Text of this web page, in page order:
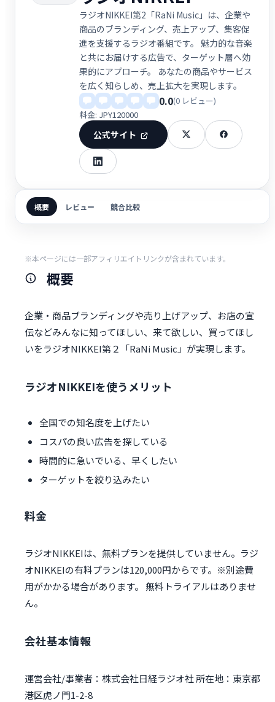
ラジオNIKKEI第2「RaNi Music」は、企業や
商品のブランディング、売上アップ、集客促
進を支援するラジオ番組です。 魅力的な音楽
と共にお届けする広告で、ターゲット層へ効
果的にアプローチ。 あなたの商品やサービス
を広く知らしめ、売上拡大を実現します。
0.0(0 レビュー)
料金: JPY120000
公式サイト
概要 レビュー 競合比較
※本ページには一部アフィリエイトリンクが含まれています。
概要
企業・商品ブランディングや売り上げアップ、お店の宣
伝などみんなに知ってほしい、来て欲しい、買ってほし
いをラジオNIKKEI第２「RaNi Music」が実現します。
ラジオNIKKEIを使うメリット
全国での知名度を上げたい
コスパの良い広告を探している
時間的に急いでいる、早くしたい
ターゲットを絞り込みたい
料金
ラジオNIKKEIは、無料プランを提供していません。ラジ
オNIKKEIの有料プランは120,000円からです。※別途費
用がかかる場合があります。 無料トライアルはありませ
ん。
会社基本情報
運営会社/事業者：株式会社日経ラジオ社 所在地：東京都
港区虎ノ門1-2-8